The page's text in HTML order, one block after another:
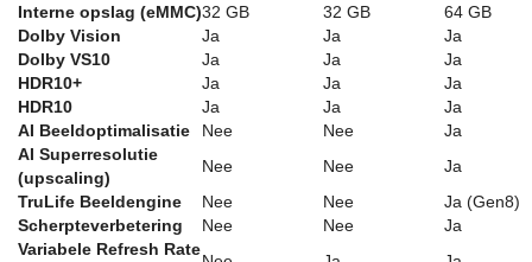
Interne opslag (eMMC)32 GB 32 GB
64 GB
Dolby Vision
Ja Ja
Ja
Dolby VS10
Ja Ja
Ja
HDR10+
Ja Ja
Ja
HDR10
Ja Ja
Ja
AI Beeldoptimalisatie
Nee Nee
Ja
AI Superresolutie
(upscaling)
Nee Nee
Ja
TruLife Beeldengine
Nee Nee
Ja (Gen8)
Scherpteverbetering
Nee Nee
Ja
Variabele Refresh Rate